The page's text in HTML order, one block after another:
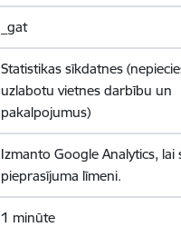
_gat
Statistikas sīkdatnes
uzlabotu vietnes darbību un
pakalpojumus)
Izmanto Google Analytics, lai
pieprasījuma līmeni.
1 minūte